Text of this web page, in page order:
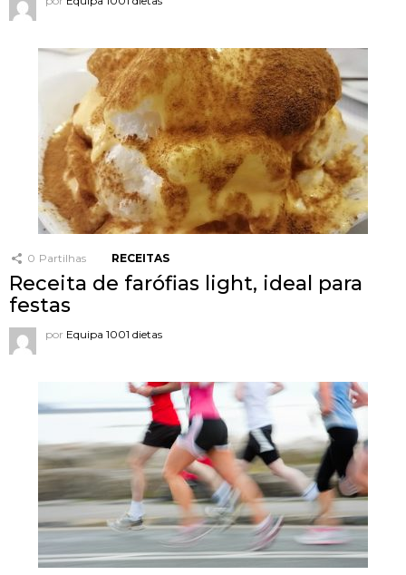
0 Partilhas RECEITAS
Receita de farófias light, ideal para
festas
por Equipa 1001 dietas